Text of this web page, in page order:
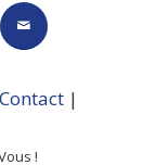
Contact |
!